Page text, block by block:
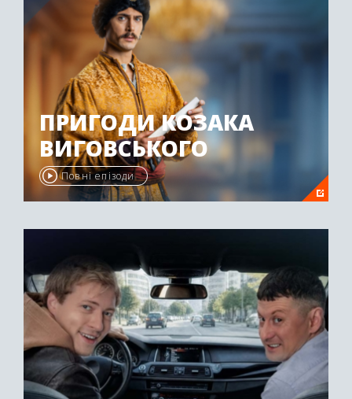
ПРИГОДИ КОЗАКА
ВИГОВСЬКОГО
Повні епізоди